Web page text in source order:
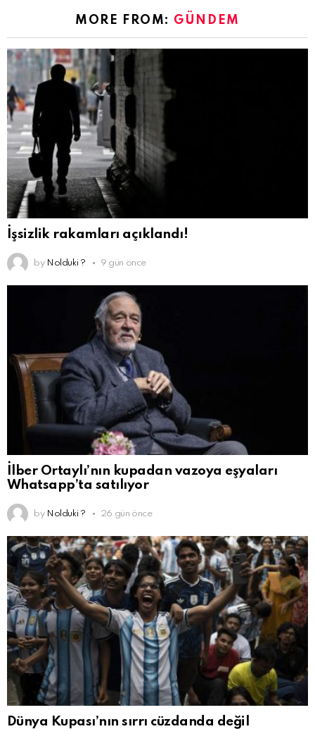
MORE FROM: GÜNDEM
İşsizlik rakamları açıklandı!
by Nolduki ? 9 gün önce
İlber Ortaylı’nın kupadan vazoya eşyaları
Whatsapp’ta satılıyor
by Nolduki ? 26 gün önce
Dünya Kupası’nın sırrı cüzdanda değil